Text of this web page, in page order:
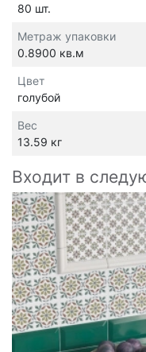
80 шт.
Метраж упаковки
0.8900 кв.м
Цвет
голубой
Вес
13.59 кг
Входит в